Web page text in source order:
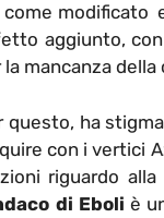
come modificato
aggiunto,
mancanza
questo, ha
con i vertici
riguardo
di Eboli è